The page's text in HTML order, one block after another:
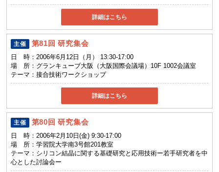
詳細はこちら
主催 第81回 研究集会
日 時： 2006年6月12日（月） 13:30-17:00
場 所： グランキューブ大阪（大阪国際会議場）10F 1002会議室
テーマ：接合技術ワークショップ
詳細はこちら
主催 第80回 研究集会
日 時： 2006年2月10日(金) 9:30-17:00
場 所：学習院大学南3号館201教室
テーマ： シリコン結晶に関する基礎研究と応用技術ー若手研究者を中
心とした討論会ー